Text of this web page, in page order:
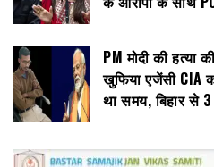
PM मोदी की हत्या
खुफिया एजेंसी CIA
था समय, बिहार से 3